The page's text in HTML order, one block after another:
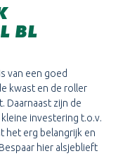
BL
van een goed
kwast en de roller
Daarnaast zijn de
investering t.o.v.
het erg belangrijk en
hier alsjeblieft